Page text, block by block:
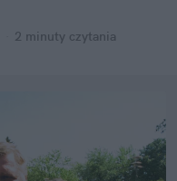
2 minuty czytania